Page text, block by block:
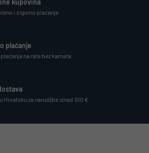
i sigurno plaćanje
plaćanje
na rate bez kamata
Hrvatsku za narudžbe iznad 100 €